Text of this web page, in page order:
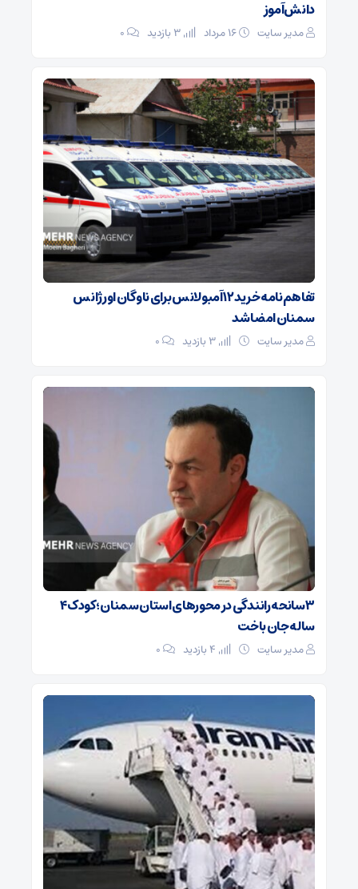
دانش‌آموز
مدیر سایت ۰
تفاهم‌نامه خرید ۱۲ آمبولانس برای ناوگان اورژانس
سمنان امضا شد
مدیر سایت ۰
۳ سانحه رانندگی در محورهای استان سمنان؛ کودک ۴
ساله جان باخت
مدیر سایت ۰